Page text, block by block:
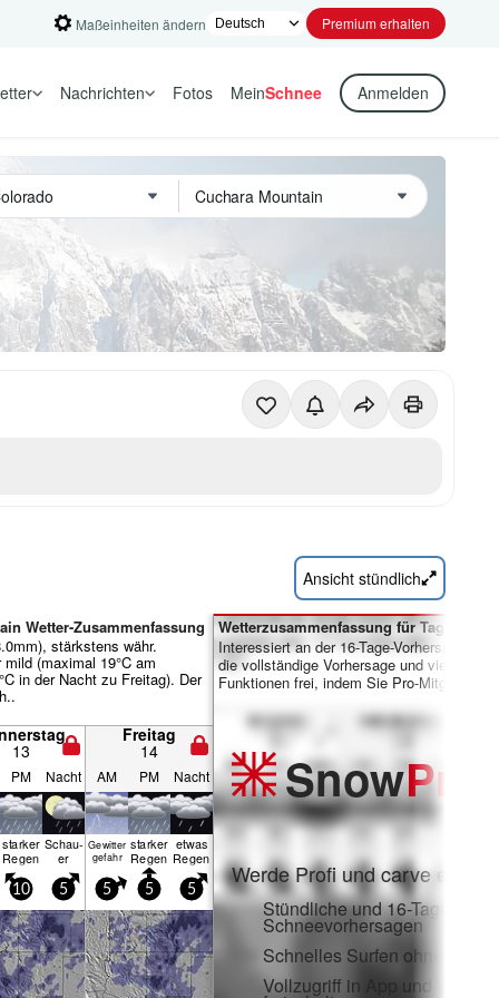
Maßeinheiten ändern Premium erhalten
Nachrichten Fotos MeinSchnee Anmelden
Ansicht stündlich
Wetter-Zusammenfassung
stärkstens währ.
(maximal 19°C am
in der Nacht zu Freitag). Der
13
Freitag
14
PM Nacht AM PM Nacht
starker
Regen
Schau­
er
Gewitter
gefahr
starker
Regen
etwas
Regen
10 5 5 5 5
Wetterzusammenfassung für Tage 7-16:
Interessiert an der 16-Tage-Vorhersage?
die vollständige Vorhersage und viele
Funktionen frei, indem Sie Pro-Mitglied
SnowPro
Werde Profi und carve ein:
Stündliche und 16-Tage-
Schneevorhersagen
Schnelles Surfen ohne
Vollzugriff in App und Web